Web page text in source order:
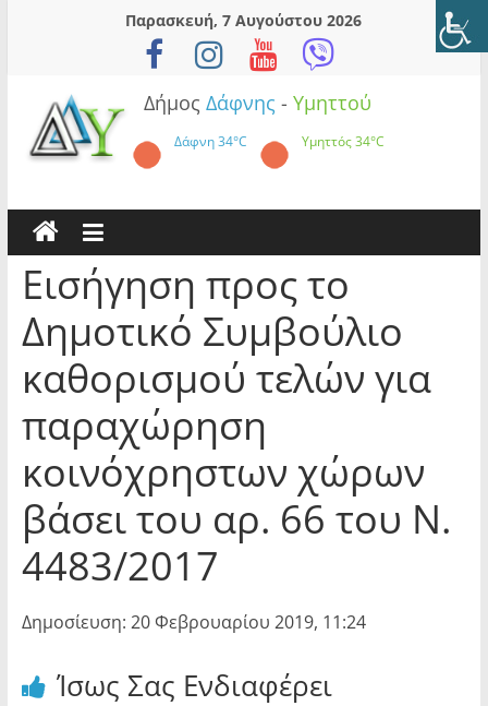
Παρασκευή, 7 Αυγούστου 2026
Δήμος Δάφνης - Υμηττού
Δάφνη34°C Υμηττός34°C
Εισήγηση προς το
Δημοτικό Συμβούλιο
καθορισμού τελών για
παραχώρηση
κοινόχρηστων χώρων
βάσει του αρ. 66 του Ν.
4483/2017
Δημοσίευση: 20 Φεβρουαρίου 2019, 11:24
Ίσως Σας Ενδιαφέρει